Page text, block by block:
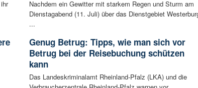
Nachdem ein Gewitter mit starkem Regen und Sturm am
Dienstagabend (11. Juli) über das Dienstgebiet
...
Genug Betrug: Tipps, wie man sich vor
Betrug bei der Reisebuchung schützen
kann
Das Landeskriminalamt Rheinland-Pfalz (LKA) und die